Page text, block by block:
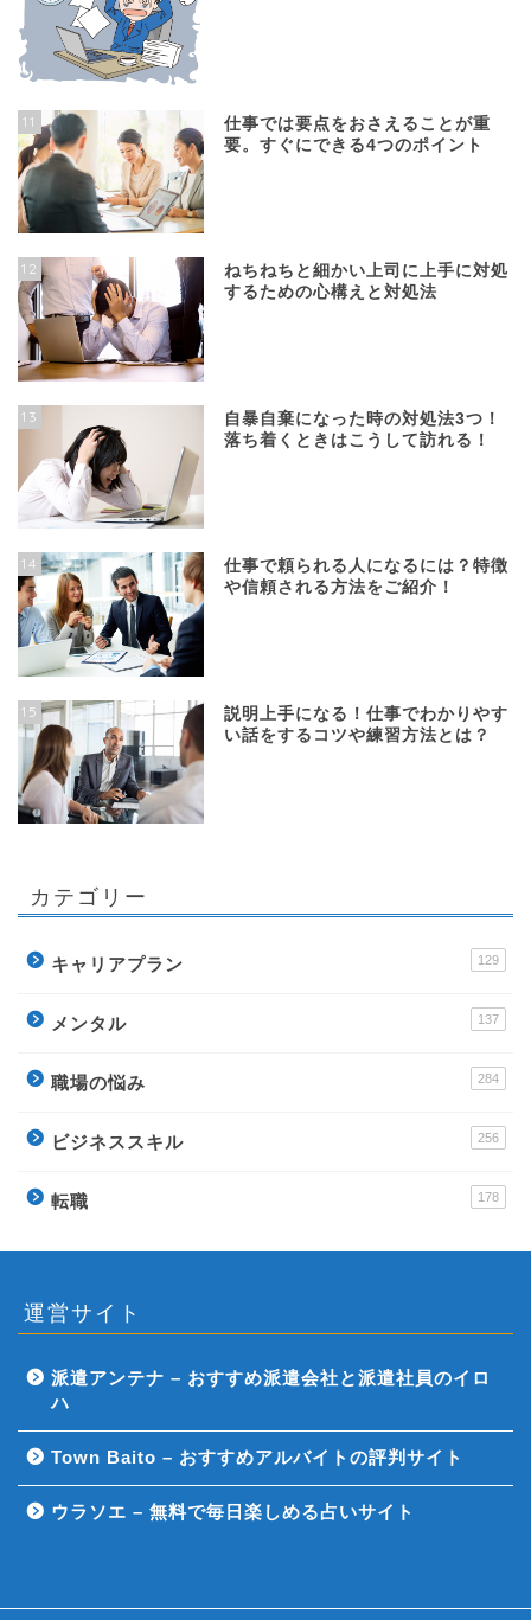
11
仕事では要点をおさえることが重
要。すぐにできる4つのポイント
12
ねちねちと細かい上司に上手に対処
するための心構えと対処法
13
自暴自棄になった時の対処法3つ！
落ち着くときはこうして訪れる！
14
仕事で頼られる人になるには？特徴
や信頼される方法をご紹介！
15
説明上手になる！仕事でわかりやす
い話をするコツや練習方法とは？
カテゴリー
キャリアプラン 129
メンタル 137
職場の悩み 284
ビジネススキル 256
転職 178
運営サイト
派遣アンテナ – おすすめ派遣会社と派遣社員のイロ
ハ
Town Baito – おすすめアルバイトの評判サイト
ウラソエ – 無料で毎日楽しめる占いサイト